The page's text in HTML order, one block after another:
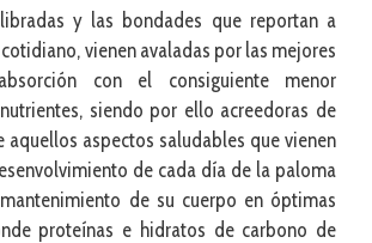
y las bondades que reportan a
vienen avaladas por las mejores
con el consiguiente menor
siendo por ello acreedoras de
aquellos aspectos saludables que vienen
de cada día de la paloma
de su cuerpo en óptimas
proteínas e hidratos de carbono de